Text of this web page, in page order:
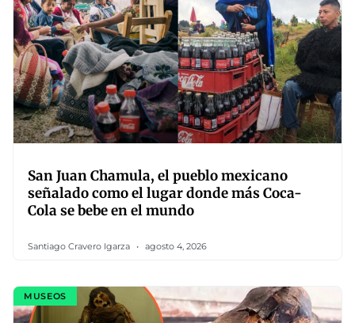
San Juan Chamula, el pueblo mexicano
señalado como el lugar donde más Coca-
Cola se bebe en el mundo
Santiago Cravero Igarza agosto 4, 2026
MUSEOS